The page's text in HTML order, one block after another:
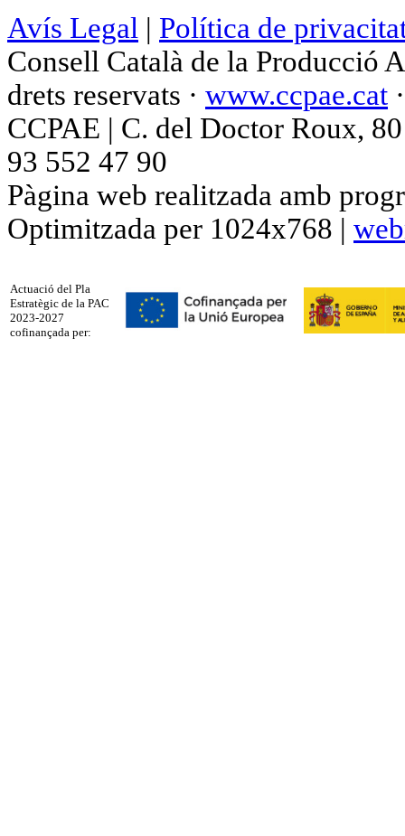
Avís Legal | Política de
Consell Català de la Producció
drets reservats · www.ccpae.cat
CCPAE | C. del Doctor Roux,
93 552 47 90
Pàgina web realitzada amb
Optimitzada per 1024x768 |
Actuació del Pla
Estratègic de la PAC
2023-2027
cofinançada per: